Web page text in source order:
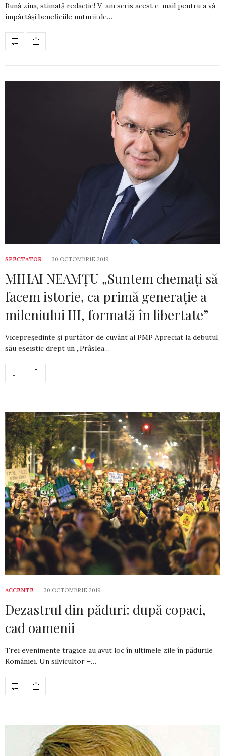
Bună ziua, stimată redacție! V-am scris acest e-mail pentru a vă
împărtăși beneficiile unturii de…
SPECTATOR 30 OCTOMBRIE 2019
MIHAI NEAMȚU „Suntem chemați să
facem istorie, ca primă generație a
mileniului III, formată în libertate”
Vicepreşedinte și purtător de cuvânt al PMP Apreciat la debutul
său eseistic drept un „Prâslea…
ACCENTE 30 OCTOMBRIE 2019
Dezastrul din păduri: după copaci,
cad oamenii
Trei evenimente tragice au avut loc în ultimele zile în pădurile
României. Un silvicultor –…